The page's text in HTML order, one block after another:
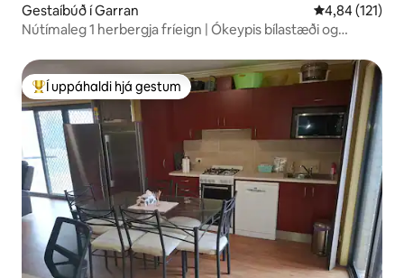
Gestaíbúð í Garran 4,84 af 5 í
4,84 (121)
Nútímaleg 1 herbergja fríeign | Ókeypis bílastæði og
Í mestu uppáhaldi hjá gestum
Í uppáhaldi hjá gestum